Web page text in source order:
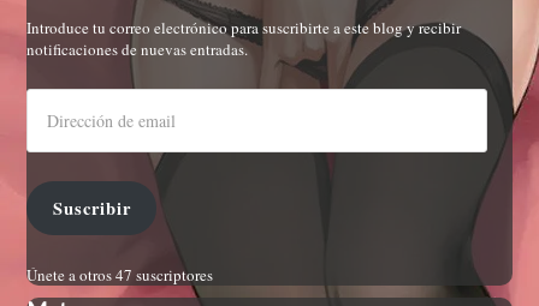
Introduce tu correo electrónico para suscribirte a este blog y recibir
notificaciones de nuevas entradas.
Suscribir
Únete a otros 47 suscriptores